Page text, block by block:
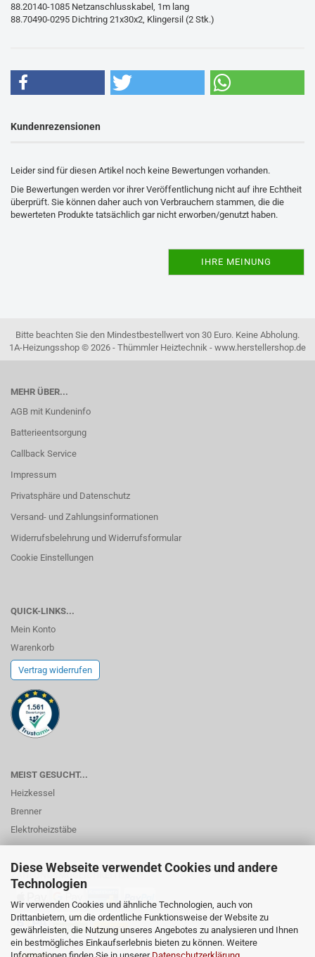
Diese Webseite verwendet Cookies und andere
Technologien
Wir verwenden Cookies und ähnliche Technologien, auch von
Drittanbietern, um die ordentliche Funktionsweise der Website zu
gewährleisten, die Nutzung unseres Angebotes zu analysieren und Ihnen
ein bestmögliches Einkaufserlebnis bieten zu können. Weitere
Informationen finden Sie in unserer Datenschutzerklärung
88.20140-1085 Netzanschlusskabel, 1m lang
88.70490-0295 Dichtring 21x30x2, Klingersil (2 Stk.)
Kundenrezensionen
Leider sind für diesen Artikel noch keine Bewertungen vorhanden.
Die Bewertungen werden vor ihrer Veröffentlichung nicht auf ihre Echtheit
überprüft. Sie können daher auch von Verbrauchern stammen, die die
bewerteten Produkte tatsächlich gar nicht erworben/genutzt haben.
IHRE MEINUNG
Bitte beachten Sie den Mindestbestellwert von 30 Euro. Keine Abholung.
1A-Heizungsshop © 2026 - Thümmler Heiztechnik - www.herstellershop.de
MEHR ÜBER...
AGB mit Kundeninfo
Batterieentsorgung
Callback Service
Impressum
Privatsphäre und Datenschutz
Versand- und Zahlungsinformationen
Widerrufsbelehrung und Widerrufsformular
Cookie Einstellungen
QUICK-LINKS...
Mein Konto
Warenkorb
Vertrag widerrufen
MEIST GESUCHT...
Heizkessel
Brenner
Elektroheizstäbe
ZAHLUNGSMÖGLICHKEITEN...